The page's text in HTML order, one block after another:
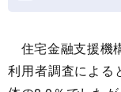
住宅金融支援機
利用者調査による